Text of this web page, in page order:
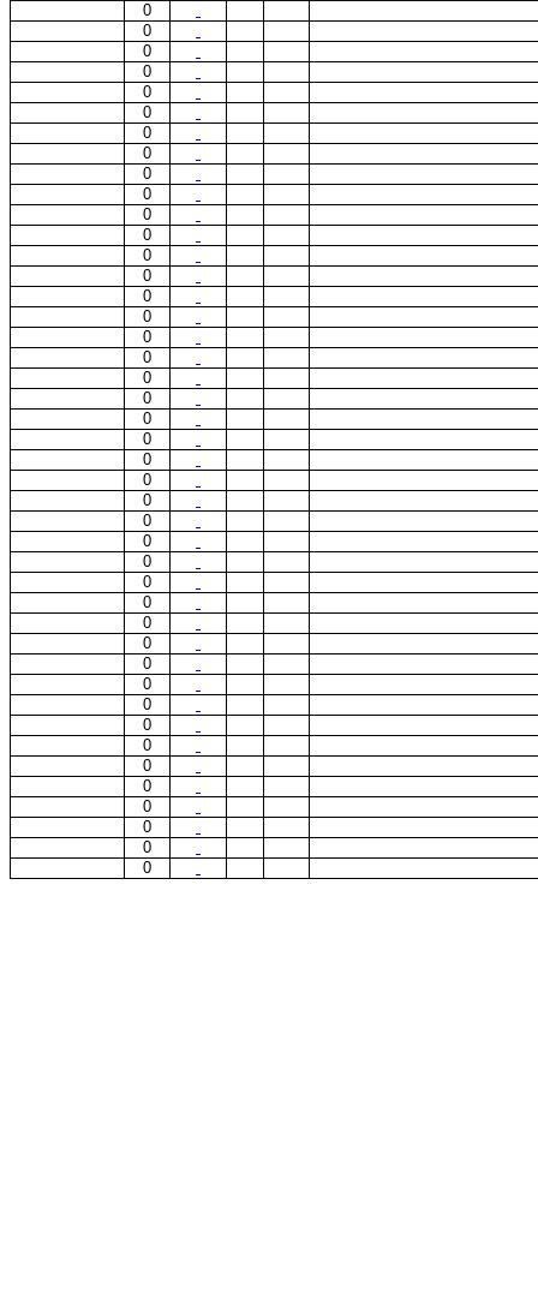
0
0
0
0
0
0
0
0
0
0
0
0
0
0
0
0
0
0
0
0
0
0
0
0
0
0
0
0
0
0
0
0
0
0
0
0
0
0
0
0
0
0
0